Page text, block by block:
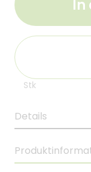
In
Stk
Details